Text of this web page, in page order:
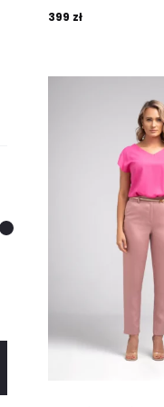
399 zł